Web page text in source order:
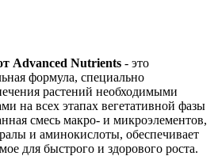
Advanced Nutrients - это
формула, специально
растений необходимыми
на всех этапах вегетативной фазы
смесь макро- и микроэлементов,
и аминокислоты, обеспечивает
для быстрого и здорового роста.